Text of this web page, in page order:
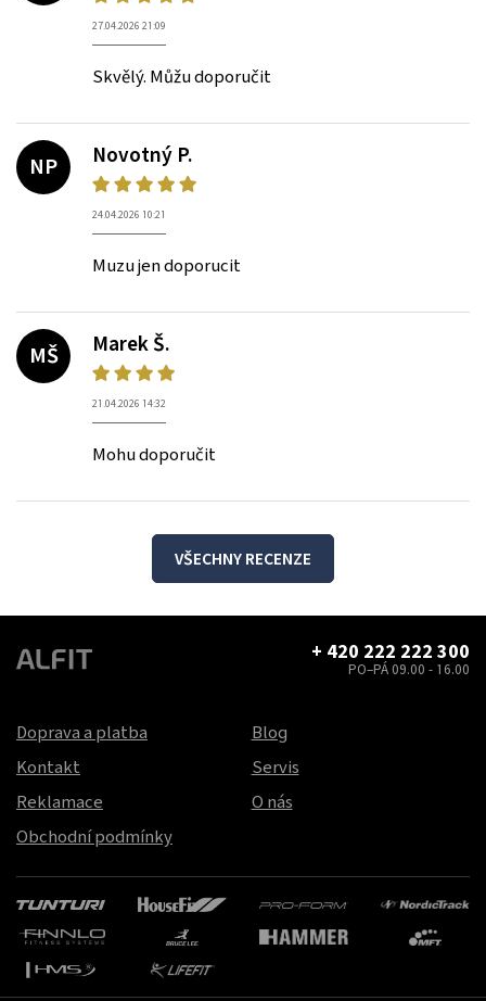
27.04.2026 21:09
Skvělý. Můžu doporučit
NP
Novotný P.
24.04.2026 10:21
Muzu jen doporucit
MŠ
Marek Š.
21.04.2026 14:32
Mohu doporučit
VŠECHNY RECENZE
+ 420 222 222 300
PO–PÁ 09.00 - 16.00
Doprava a platba
Kontakt
Reklamace
Obchodní podmínky
Blog
Servis
O nás